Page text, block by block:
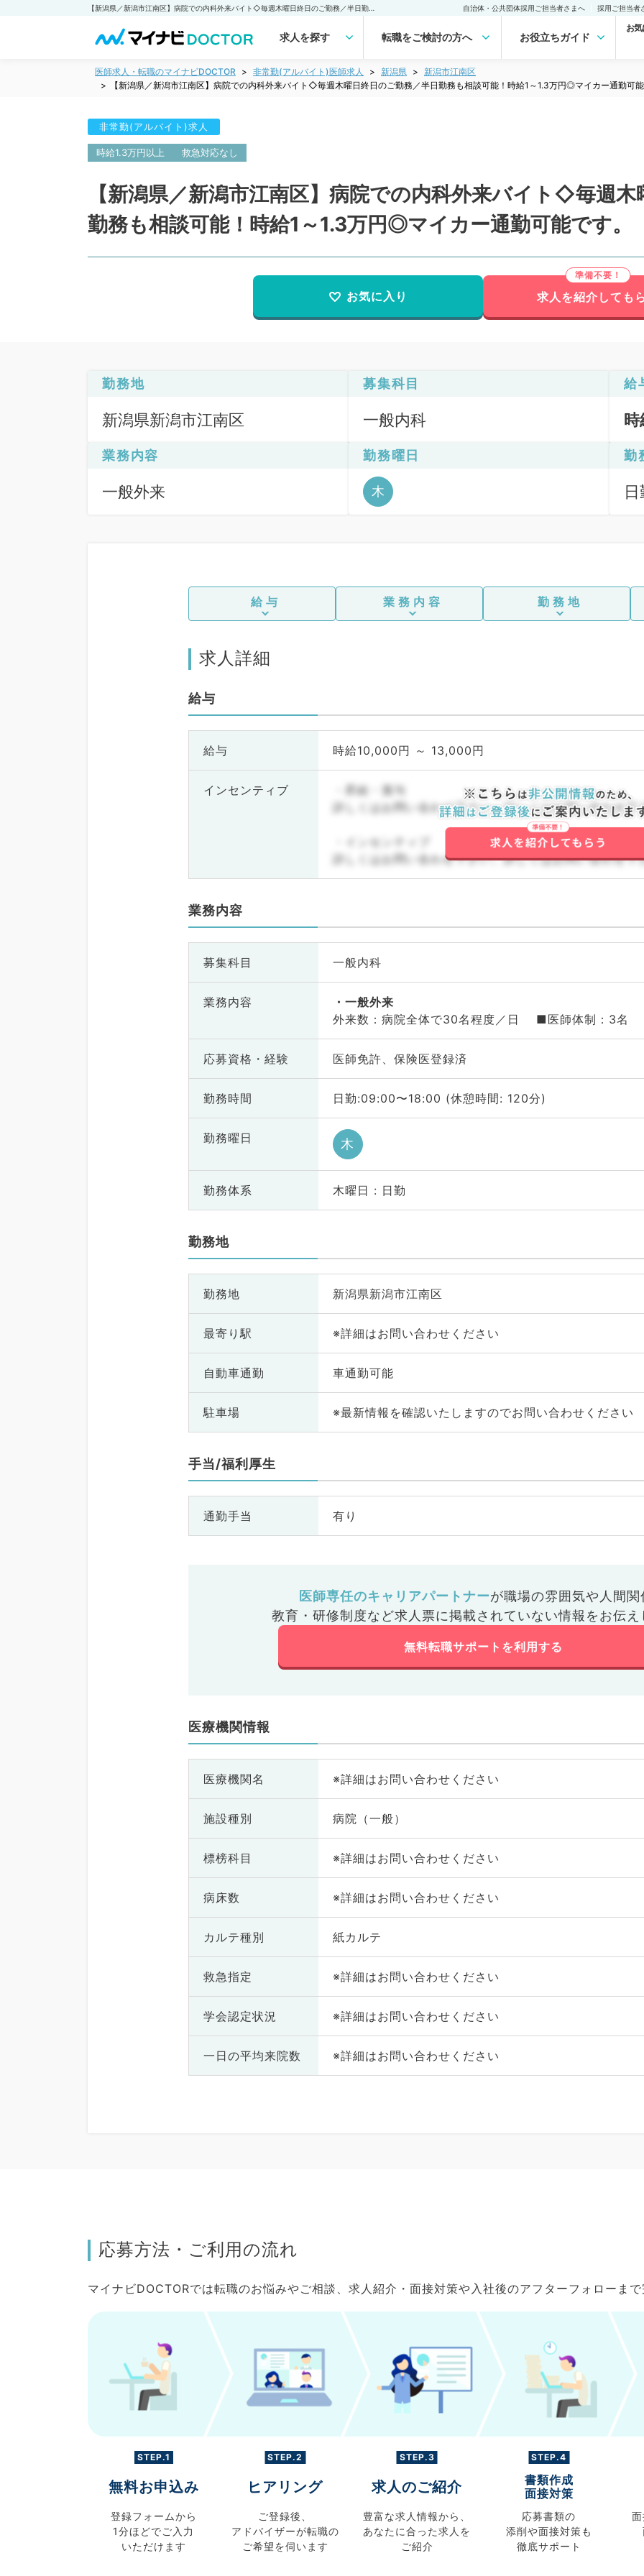
自治体・公共団体採用ご担当者さまへ 採用ご担当者
求人を探す 転職をご検討の方へ お役立ちガイド
お
医師求人・転職のマイナビDOCTOR 非常勤(アルバイト)医師求人 新潟県
新潟市江南区
【新潟県／新潟市江南区】病院での内科外来バイト◇毎週木曜日終日のご勤務／半日勤務も相談可能！時給1～1.3万円◎マイカー通勤可
非常勤(アルバイト)求人
時給1.3万円以上 救急対応なし
【新潟県／新潟市江南区】病院での内科外来バイト◇毎週
勤務も相談可能！時給1～1.3万円◎マイカー通勤可能です。
お気に入り 求人を紹介しても
勤務地
新潟県新潟市江南区
募集科目
一般内科
給
業務内容
一般外来
勤務曜日
木
勤
給与 業務内容 勤務地
求人詳細
給与
給与 時給10,000円 ～ 13,000円
インセンティブ
・昇給・賞与
詳しくはお問い合わせ下さい。詳しくはお問い合わせ下
・インセンティブ
詳しくはお問い合わせ下さい。詳しくはお問い合わせ下
業務内容
募集科目 一般内科
業務内容
一般外来
外来数：病院全体で30名程度／日 ■医師体制：3名
応募資格・ 経験 医師免許、保険医登録済
勤務時間 日勤:09:00〜18:00 (休憩時間: 120分)
勤務曜日 木
勤務体系 木曜日 : 日勤
勤務地
勤務地 新潟県新潟市江南区
最寄り駅 ※詳細はお問い合わせください
自動車通勤 車通勤可能
駐車場 ※最新情報を確認いたしますのでお問い合わせください
手当/福利厚生
通勤手当 有り
医師専任のキャリアパートナーが職場の雰囲気や人間関
教育・研修制度など求人票に掲載されていない情報をお伝え
無料転職サポートを利用する
医療機関情報
医療機関名 ※詳細はお問い合わせください
施設種別 病院（一般）
標榜科目 ※詳細はお問い合わせください
病床数 ※詳細はお問い合わせください
カルテ種別 紙カルテ
救急指定 ※詳細はお問い合わせください
学会認定状況 ※詳細はお問い合わせください
一日の平均来院数 ※詳細はお問い合わせください
応募方法・ご利用の流れ
マイナビDOCTORでは転職のお悩みやご相談、求人紹介・面接対策や入社後のアフターフォローま
STEP.1
無料お申込み
登録フォームから
1分ほどでご入力
いただけます
STEP.2
ヒアリング
ご登録後、
アドバイザーが転職の
ご希望を伺います
STEP.3
求人のご紹介
豊富な求人情報から、
あなたに合った求人を
ご紹介
STEP.4
書類作成
面接対策
応募書類の
添削や面接対策も
徹底サポート